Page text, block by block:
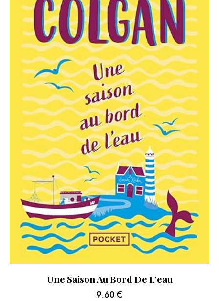
Une Saison Au Bord De L’eau
9.60 €